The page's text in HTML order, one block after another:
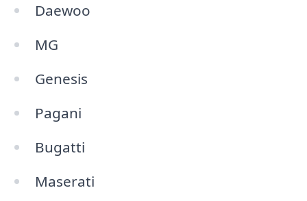
Daewoo
MG
Genesis
Pagani
Bugatti
Maserati